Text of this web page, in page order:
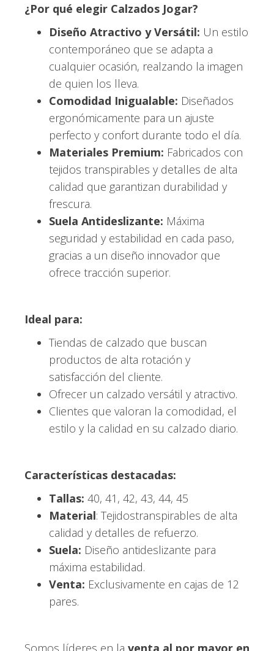
¿Por qué elegir Calzados Jogar?
Diseño Atractivo y Versátil: Un estilo
contemporáneo que se adapta a
cualquier ocasión, realzando la imagen
de quien los lleva.
Comodidad Inigualable: Diseñados
ergonómicamente para un ajuste
perfecto y confort durante todo el día.
Materiales Premium: Fabricados con
tejidos transpirables y detalles de alta
calidad que garantizan durabilidad y
frescura.
Suela Antideslizante: Máxima
seguridad y estabilidad en cada paso,
gracias a un diseño innovador que
ofrece tracción superior.
Ideal para:
Tiendas de calzado que buscan
productos de alta rotación y
satisfacción del cliente.
Ofrecer un calzado versátil y atractivo.
Clientes que valoran la comodidad, el
estilo y la calidad en su calzado diario.
Características destacadas:
Tallas: 40, 41, 42, 43, 44, 45
Material: Tejidostranspirables de alta
calidad y detalles de refuerzo.
Suela: Diseño antideslizante para
máxima estabilidad.
Venta: Exclusivamente en cajas de 12
pares.
Somos líderes en la venta al por mayor en